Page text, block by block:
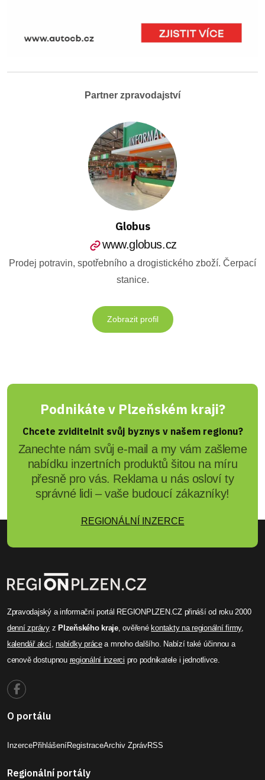
Partner zpravodajství
Globus
www.globus.cz
Prodej potravin, spotřebního a drogistického zboží. Čerpací
stanice.
Zobrazit profil
Podnikáte v Plzeňském kraji?
Chcete zviditelnit svůj byznys v našem regionu?
Zanechte nám svůj e-mail a my vám zašleme
nabídku inzertních produktů šitou na míru
přesně pro vás. Reklama u nás osloví ty
správné lidi – vaše budoucí zákazníky!
REGIONÁLNÍ INZERCE
Zpravodajský a informační portál REGIONPLZEN.CZ přináší od roku 2000
denní zprávyz Plzeňského kraje, ověřené kontakty na regionální firmy,
kalendář akcí,nabídky prácea mnoho dalšího. Nabízí také účinnou a
cenově dostupnou regionální inzerci pro podnikatele i jednotlivce.
O portálu
InzercePřihlášeníRegistraceArchiv ZprávRSS
Regionální portály